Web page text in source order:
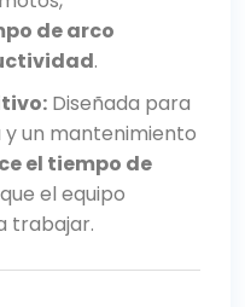
de arco
.
Diseñada para
un mantenimiento
el tiempo de
el equipo
trabajar.